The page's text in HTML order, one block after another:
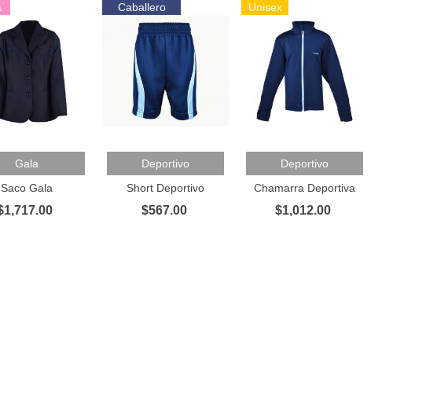
Al Carrito
Gala
Saco Gala
Caballero
Añadir Al Carrito
Deportivo
Short Deportivo
$567.00
Unisex
Añadir Al Carrito
Deportivo
Chamarra Deportiva
$1,012.00